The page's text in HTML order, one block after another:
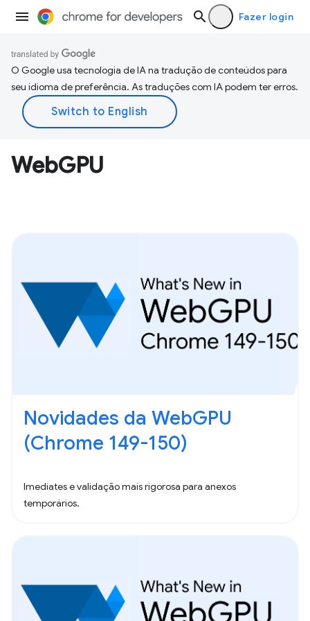
Fazer login
O Google usa tecnologia de IA na tradução de conteúdos para
seu idioma de preferência. As traduções com IA podem ter erros.
WebGPU
Novidades da WebGPU
(Chrome 149-150)
Imediates e validação mais rigorosa para anexos
temporários.